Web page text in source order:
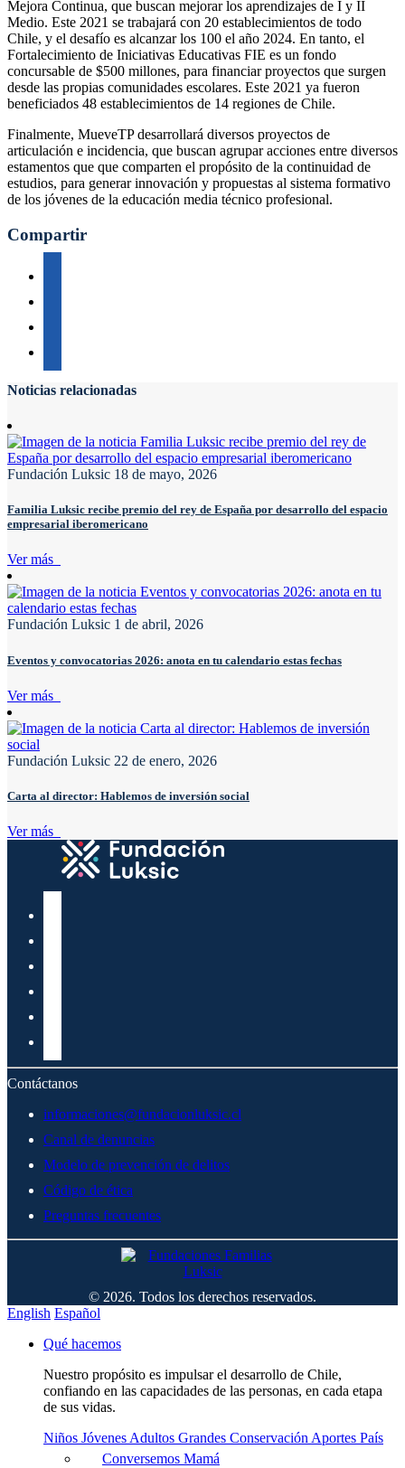
Mejora Continua, que buscan mejorar los aprendizajes de I y II
Medio. Este 2021 se trabajará con 20 establecimientos de todo
Chile, y el desafío es alcanzar los 100 el año 2024. En tanto, el
Fortalecimiento de Iniciativas Educativas FIE es un fondo
concursable de $500 millones, para financiar proyectos que surgen
desde las propias comunidades escolares. Este 2021 ya fueron
beneficiados 48 establecimientos de 14 regiones de Chile.
Finalmente, MueveTP desarrollará diversos proyectos de
articulación e incidencia, que buscan agrupar acciones entre diversos
estamentos que que comparten el propósito de la continuidad de
estudios, para generar innovación y propuestas al sistema formativo
de los jóvenes de la educación media técnico profesional.
Compartir
Noticias relacionadas
Fundación Luksic 18 de mayo, 2026
Familia Luksic recibe premio del rey de España por desarrollo del espacio
empresarial iberomericano
Ver más
Fundación Luksic 1 de abril, 2026
Eventos y convocatorias 2026: anota en tu calendario estas fechas
Ver más
Fundación Luksic 22 de enero, 2026
Carta al director: Hablemos de inversión social
Ver más
Contáctanos
informaciones@fundacionluksic.cl
Canal de denuncias
Modelo de prevención de delitos
Código de ética
Preguntas frecuentes
© 2026. Todos los derechos reservados.
English Español
Qué hacemos
Nuestro propósito es impulsar el desarrollo de Chile,
confiando en las capacidades de las personas, en cada etapa
de sus vidas.
Niños Jóvenes Adultos Grandes Conservación Aportes País
Conversemos Mamá